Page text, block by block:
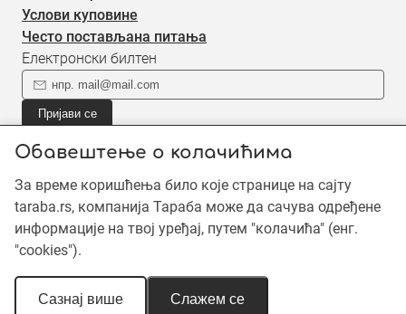
Обавештење о колачићима
За време коришћења било које странице на сајту
taraba.rs, компанија Тараба може да сачува одређене
информације на твој уређај, путем "колачића" (енг.
"cookies").
Сазнај више Слажем се
Услови куповине
Често постављана питања
Електронски билтен
Пријави се
информације о новом садржају.
©2019 - 2026 Тараба доо. Сва права задржана. Садржај је
заштићен ауторским правима и власништво је Тараба доо,
осим када је наведено другачије. Неовлашћена употреба